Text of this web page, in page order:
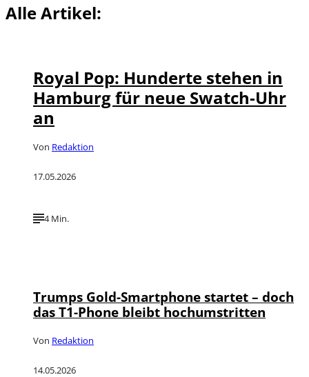
Alle Artikel:
Royal Pop: Hunderte stehen in
Hamburg für neue Swatch-Uhr
an
Von Redaktion
17.05.2026
4 Min.
Trumps Gold-Smartphone startet – doch
das T1-Phone bleibt hochumstritten
Von Redaktion
14.05.2026